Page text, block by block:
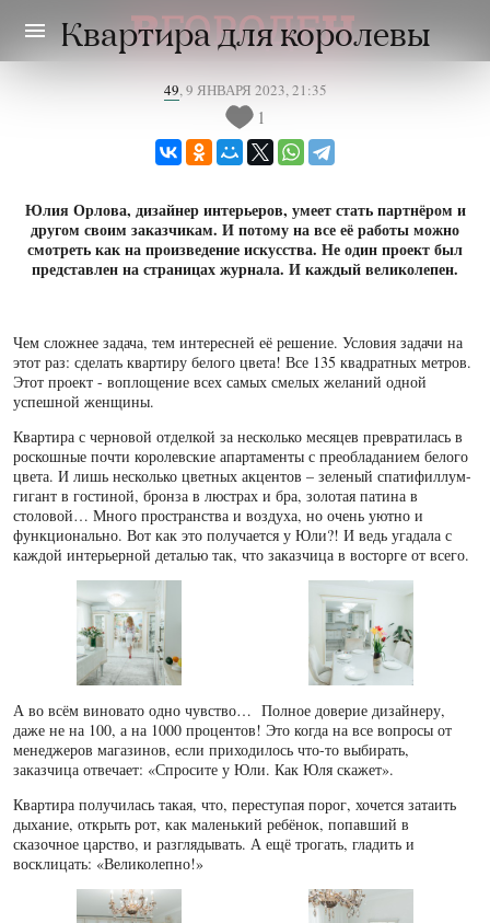
menu Квартира для королевы
49,9 ЯНВАРЯ 2023, 21:35
1
Юлия Орлова, дизайнер интерьеров, умеет стать партнёром и
другом своим заказчикам. И потому на все её работы можно
смотреть как на произведение искусства. Не один проект был
представлен на страницах журнала. И каждый великолепен.
Чем сложнее задача, тем интересней её решение. Условия задачи на
этот раз: сделать квартиру белого цвета! Все 135 квадратных метров.
Этот проект - воплощение всех самых смелых желаний одной
успешной женщины.
Квартира с черновой отделкой за несколько месяцев превратилась в
роскошные почти королевские апартаменты с преобладанием белого
цвета. И лишь несколько цветных акцентов – зеленый спатифиллум-
гигант в гостиной, бронза в люстрах и бра, золотая патина в
столовой… Много пространства и воздуха, но очень уютно и
функционально. Вот как это получается у Юли?! И ведь угадала с
каждой интерьерной деталью так, что заказчица в восторге от всего.
А во всём виновато одно чувство… Полное доверие дизайнеру,
даже не на 100, а на 1000 процентов! Это когда на все вопросы от
менеджеров магазинов, если приходилось что-то выбирать,
заказчица отвечает: «Спросите у Юли. Как Юля скажет».
Квартира получилась такая, что, переступая порог, хочется затаить
дыхание, открыть рот, как маленький ребёнок, попавший в
сказочное царство, и разглядывать. А ещё трогать, гладить и
восклицать: «Великолепно!»